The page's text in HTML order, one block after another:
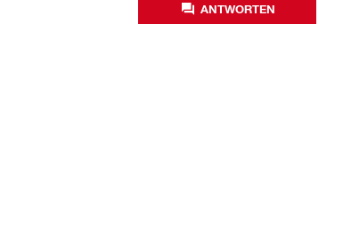
ANTWORTEN